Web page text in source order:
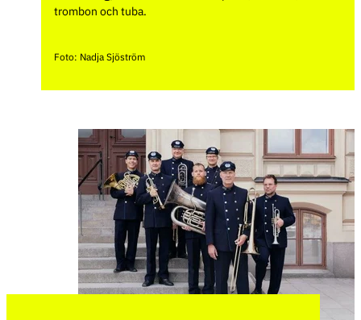
trombon och tuba.
Foto: Nadja Sjöström